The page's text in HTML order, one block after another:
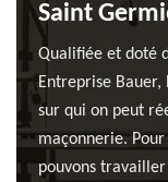
Saint
Qualifiée et doté
Entreprise Bauer,
sur qui on peut
maçonnerie.
pouvons